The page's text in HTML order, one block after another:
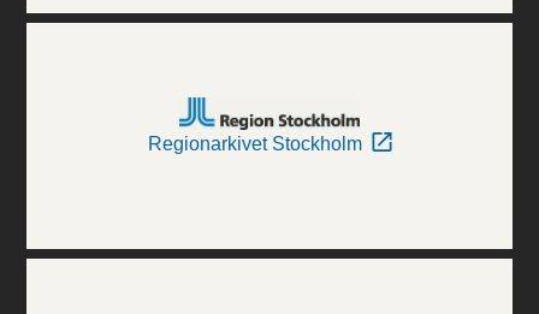
Regionarkivet Stockholm